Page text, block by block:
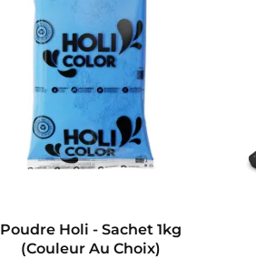
Poudre Holi - Sachet 1kg
(couleur Au Choix)